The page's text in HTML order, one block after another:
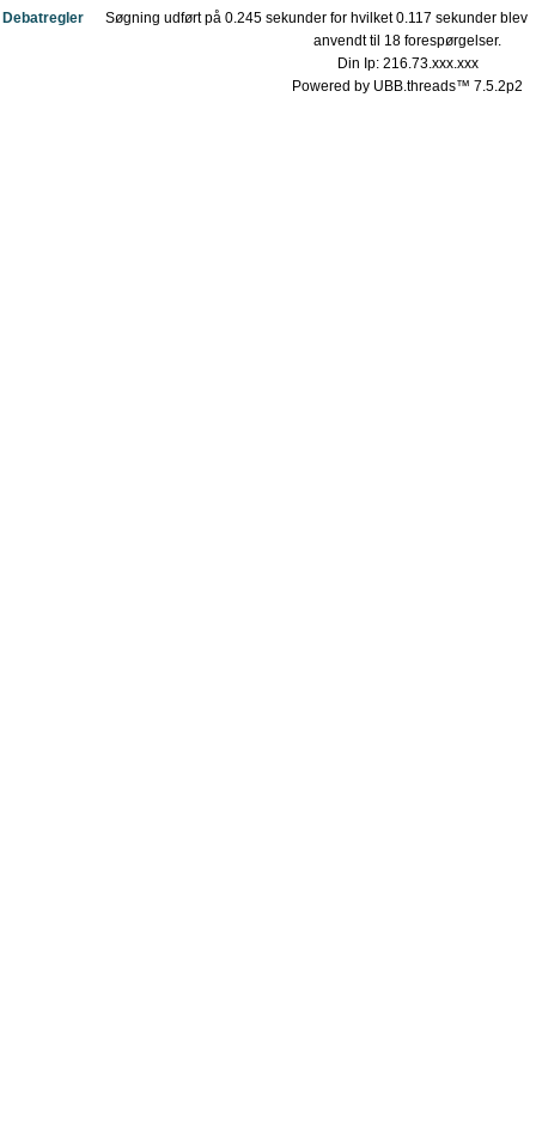
Debatregler
Søgning udført på 0.245 sekunder for hvilket 0.117 sekunder blev
anvendt til 18 forespørgelser.
Din Ip: 216.73.xxx.xxx
Powered by UBB.threads™ 7.5.2p2